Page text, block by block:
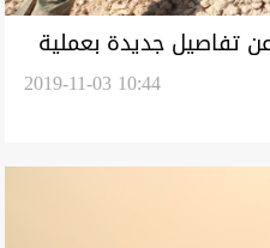
تفاصيل جديدة بعملية
2019-11-03 10:44